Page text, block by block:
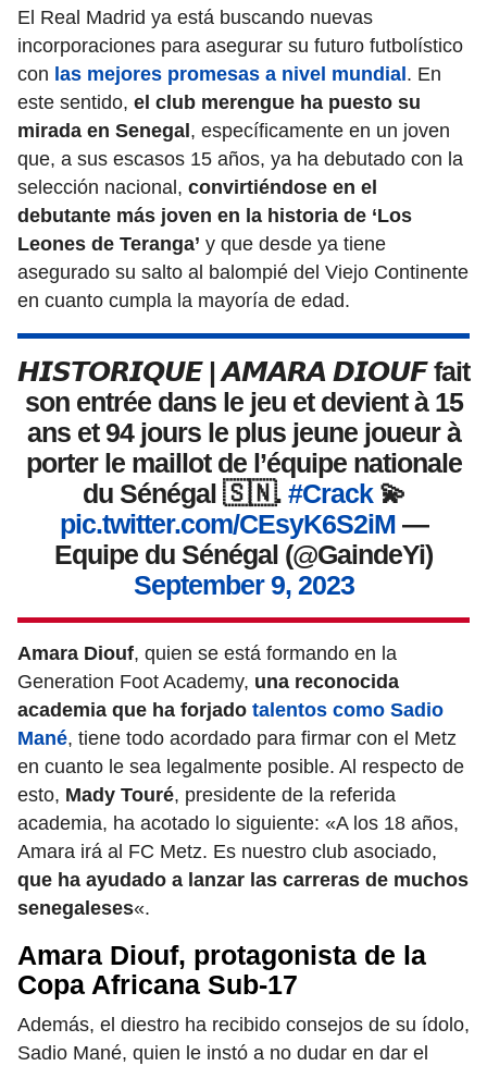
El Real Madrid ya está buscando nuevas
incorporaciones para asegurar su futuro futbolístico
con las mejores promesas a nivel mundial . En
este sentido, el club merengue ha puesto su
mirada en Senegal , específicamente en un joven
que, a sus escasos 15 años, ya ha debutado con la
selección nacional, convirtiéndose en el
debutante más joven en la historia de ‘Los
Leones de Teranga’ y que desde ya tiene
asegurado su salto al balompié del Viejo Continente
en cuanto cumpla la mayoría de edad.
𝙃𝙄𝙎𝙏𝙊𝙍𝙄𝙌𝙐𝙀 | 𝘼𝙈𝘼𝙍𝘼 𝘿𝙄𝙊𝙐𝙁 fait
son entrée dans le jeu et devient à 15
ans et 94 jours le plus jeune joueur à
porter le maillot de l’équipe nationale
du Sénégal 🇸🇳. #Crack💫
pic.twitter.com/CEsyK6S2iM—
Equipe du Sénégal (@GaindeYi)
September 9, 2023
Amara Diouf, quien se está formando en la
Generation Foot Academy, una reconocida
academia que ha forjado talentos como Sadio
Mané, tiene todo acordado para firmar con el Metz
en cuanto le sea legalmente posible. Al respecto de
esto, Mady Touré, presidente de la referida
academia, ha acotado lo siguiente: «A los 18 años,
Amara irá al FC Metz. Es nuestro club asociado,
que ha ayudado a lanzar las carreras de muchos
senegaleses«.
Amara Diouf, protagonista de la
Copa Africana Sub-17
Además, el diestro ha recibido consejos de su ídolo,
Sadio Mané, quien le instó a no dudar en dar el